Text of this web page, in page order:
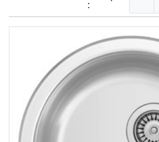
: